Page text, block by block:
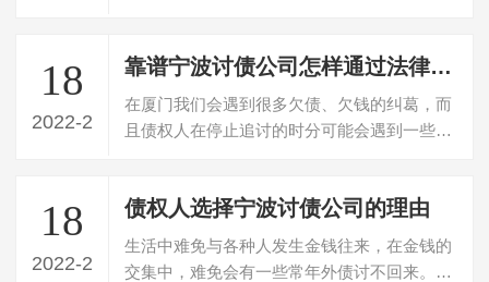
18
2022-2
靠谱宁波讨债公司怎样通过法律途径追讨债务
在厦门我们会遇到很多欠债、欠钱的纠葛，而
且债权人在停止追讨的时分可能会遇到一些艰
18
2022-2
债权人选择宁波讨债公司的理由
生活中难免与各种人发生金钱往来，在金钱的
交集中，难免会有一些常年外债讨不回来。诉